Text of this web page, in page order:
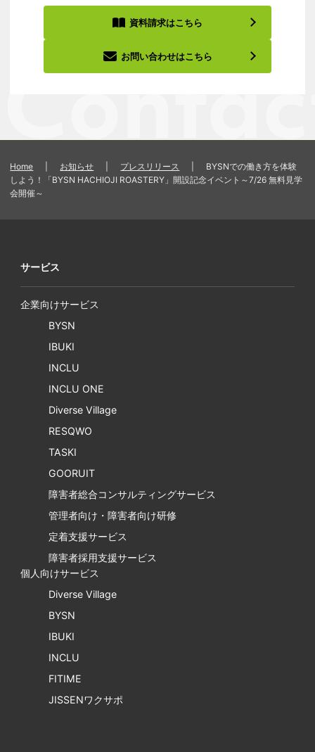
資料請求はこちら
お問い合わせはこちら
Home お知らせ プレスリリース
BYSNでの働き方を体験
しよう！「BYSN HACHIOJI ROASTERY」開設記念イベント～7/26 無料見学
会開催～
サービス
企業向けサービス
BYSN
IBUKI
INCLU
INCLU ONE
Diverse Village
RESQWO
TASKI
GOORUIT
障害者総合コンサルティングサービス
管理者向け・障害者向け研修
定着支援サービス
障害者採用支援サービス
個人向けサービス
Diverse Village
BYSN
IBUKI
INCLU
FITIME
JISSENワクサポ